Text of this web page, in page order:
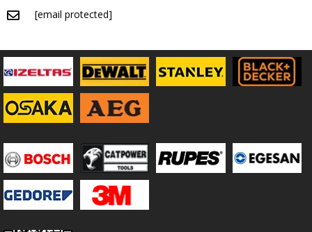
[email protected]